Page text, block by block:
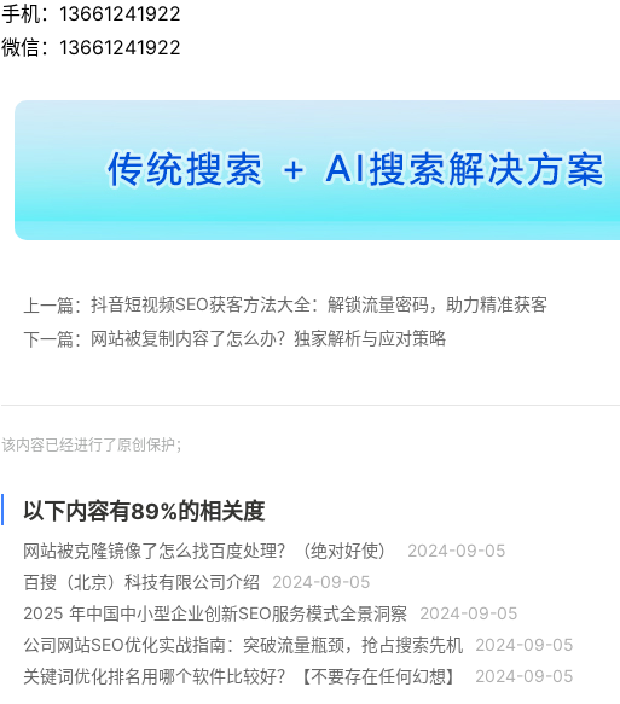
手机：13661241922
微信：13661241922
上一篇：抖音短视频SEO获客方法大全：解锁流量密码，助力精准获客
下一篇： 网站被复制内容了怎么办？独家解析与应对策略
该内容已经进行了原创保护；
以下内容有89%的相关度
网站被克隆镜像了怎么找百度处理？（绝对好使）
2024-09-05
百搜（北京）科技有限公司介绍
2024-09-05
2025 年中国中小型企业创新SEO服务模式全景洞察
2024-09-05
公司网站SEO优化实战指南：突破流量瓶颈，抢占搜索先机
2024-09-05
关键词优化排名用哪个软件比较好？【不要存在任何幻想】
2024-09-05